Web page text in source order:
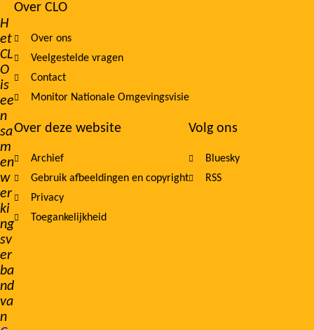
H
et
CL
O
is
ee
n
sa
m
en
w
er
ki
ng
sv
er
ba
nd
va
n
Footer
navigation
Over CLO
Over ons
Veelgestelde vragen
Contact
Monitor Nationale Omgevingsvisie
Over deze website
Archief
Gebruik afbeeldingen en copyright
Privacy
Toegankelijkheid
Volg ons
Bluesky
RSS